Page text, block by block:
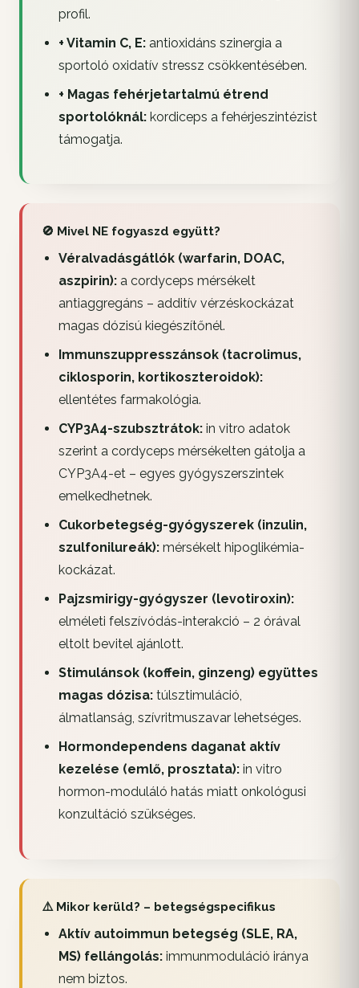
profil.
+ Vitamin C, E:antioxidáns szinergia a
sportoló oxidatív stressz csökkentésében.
+ Magas fehérjetartalmú étrend
sportolóknál:kordiceps a fehérjeszintézist
támogatja.
🚫 Mivel NE fogyaszd együtt?
Véralvadásgátlók (warfarin, DOAC,
aszpirin):a cordyceps mérsékelt
antiaggregáns – additív vérzéskockázat
magas dózisú kiegészítőnél.
Immunszuppresszánsok (tacrolimus,
ciklosporin, kortikoszteroidok):
ellentétes farmakológia.
CYP3A4-szubsztrátok:in vitro adatok
szerint a cordyceps mérsékelten gátolja a
CYP3A4-et – egyes gyógyszerszintek
emelkedhetnek.
Cukorbetegség-gyógyszerek (inzulin,
szulfonilureák):mérsékelt hipoglikémia-
kockázat.
Pajzsmirigy-gyógyszer (levotiroxin):
elméleti felszívódás-interakció – 2 órával
eltolt bevitel ajánlott.
Stimulánsok (koffein, ginzeng) együttes
magas dózisa:túlsztimuláció,
álmatlanság, szívritmuszavar lehetséges.
Hormondependens daganat aktív
kezelése (emlő, prosztata):in vitro
hormon-moduláló hatás miatt onkológusi
konzultáció szükséges.
⚠️ Mikor kerüld? – betegségspecifikus
Aktív autoimmun betegség (SLE, RA,
MS) fellángolás:immunmoduláció iránya
nem biztos.